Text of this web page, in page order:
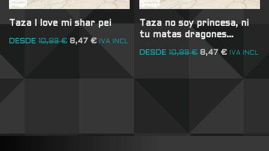
Taza I love mi shar pei
DESDE 10,89€ 8,47 € IVA INCL
Taza no soy princesa, ni
tu matas dragones…
DESDE 10,89€ 8,47€ IVA INCL